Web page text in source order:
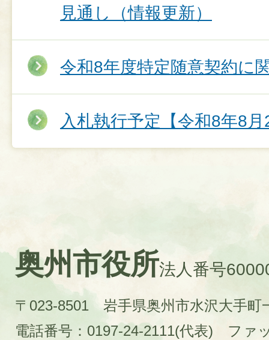
見通し（情報更新）
令和8年度特定随意契約に
入札執行予定【令和8年8
奥州市役所法人番号
〒023-8501 岩手県奥州市水沢大手町
電話番号：0197-24-2111(代表)
ファ